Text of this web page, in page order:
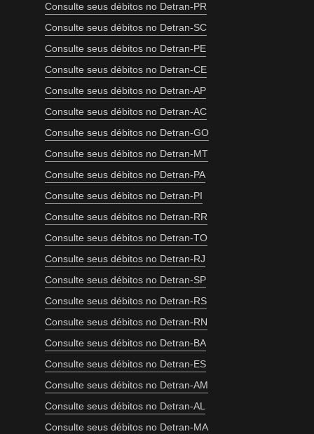
Consulte seus débitos no Detran-PR
Consulte seus débitos no Detran-SC
Consulte seus débitos no Detran-PE
Consulte seus débitos no Detran-CE
Consulte seus débitos no Detran-AP
Consulte seus débitos no Detran-AC
Consulte seus débitos no Detran-GO
Consulte seus débitos no Detran-MT
Consulte seus débitos no Detran-PA
Consulte seus débitos no Detran-PI
Consulte seus débitos no Detran-RR
Consulte seus débitos no Detran-TO
Consulte seus débitos no Detran-RJ
Consulte seus débitos no Detran-SP
Consulte seus débitos no Detran-RS
Consulte seus débitos no Detran-RN
Consulte seus débitos no Detran-BA
Consulte seus débitos no Detran-ES
Consulte seus débitos no Detran-AM
Consulte seus débitos no Detran-AL
Consulte seus débitos no Detran-MA